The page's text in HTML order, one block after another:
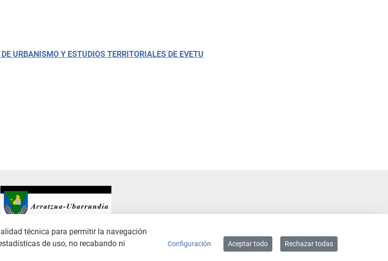
URBANISMO Y ESTUDIOS TERRITORIALES DE EVETU
POLÍTICA DE PRIVACIDAD POLÍTICA DE COOKIES ACCESIBILIDAD MAPA WEB
técnica para permitir la navegación
de uso, no recabando ni
Configuración Aceptar todo Rechazar todas